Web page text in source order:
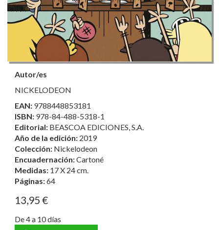
Autor/es
NICKELODEON
EAN: 9788448853181
ISBN: 978-84-488-5318-1
Editorial: BEASCOA EDICIONES, S.A.
Año de la edición: 2019
Colección: Nickelodeon
Encuadernación:Cartoné
Medidas: 17 X 24 cm.
Páginas:64
13,95 €
De 4 a 10 días